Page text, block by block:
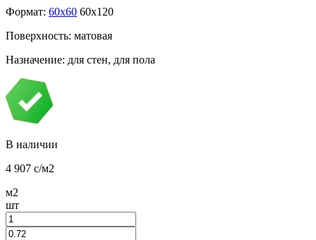
Формат: 60x60 60x120
Поверхность: матовая
Назначение: для стен, для пола
В наличии
4 907 c/м2
м2
шт